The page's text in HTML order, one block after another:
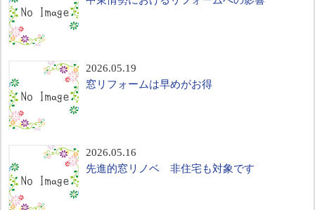
2026.05.19
窓リフォームは早めがお得
2026.05.16
先進的窓リノベ 非住宅も対象です